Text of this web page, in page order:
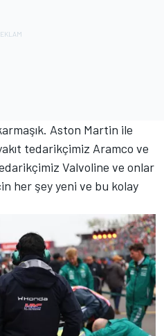
Aston Martin ile
tedarikçimiz Aramco ve
Valvoline ve onlar
her şey yeni ve bu kolay